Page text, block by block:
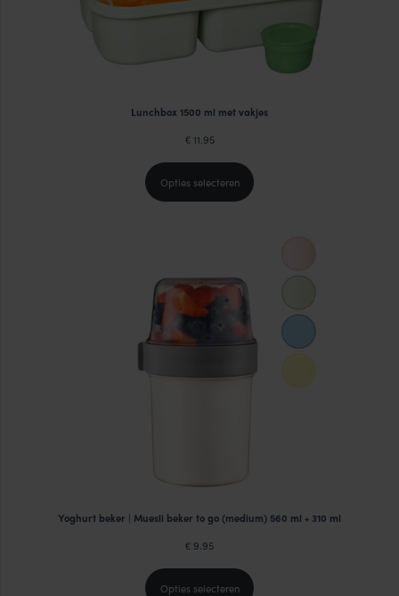
Lunchbox 1500 ml met vakjes
€ 11.95
Opties selecteren
Yoghurt beker | Muesli beker to go (medium) 560 ml + 310 ml
€ 9.95
Opties selecteren